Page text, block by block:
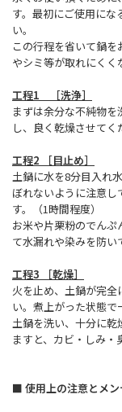
す。最初にご使用にな
い。
この行程を省いて鍋
やシミ等が取れにくく
工程1 ［洗浄］
まずは余分な不純物
し、良く乾燥させてく
工程2 ［目止め］
土鍋に水を8分目入れ
ぼれないように注意し
す。（1時間程度）
お米や片栗粉のでん
て水漏れや染みを防い
工程3 ［乾燥］
火を止め、土鍋が完
い。煮上がった状態で
土鍋を洗い、十分に乾
ますと、カビ・しみ・
■ 使用上の注意とメン